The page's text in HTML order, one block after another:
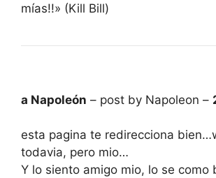
mías!!» (Kill Bill)
a Napoleón – post by Napoleon –
esta pagina te redirecciona
todavia, pero mio…
Y lo siento amigo mio, lo se como